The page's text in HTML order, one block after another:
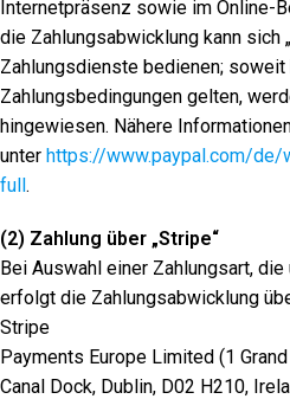
Internetpräsenz sowie im Online-
die Zahlungsabwicklung kann sich
Zahlungsdienste bedienen;
Zahlungsbedingungen gelten,
hingewiesen. Nähere
unter https://www.paypal.com/
full.
(2) Zahlung über „Stripe“
Bei Auswahl einer Zahlungsart,
erfolgt die Zahlungsabwicklung
Stripe
Payments Europe Limited (1
Canal Dock, Dublin, D02 H210,